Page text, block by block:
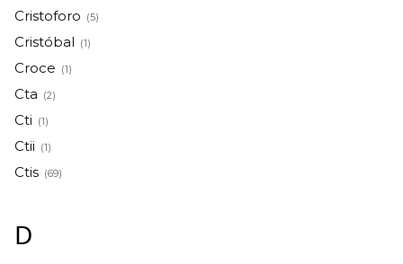
Cristoforo (5)
Cristóbal (1)
Croce (1)
Cta (2)
Cti (1)
Ctii (1)
Ctis (69)
D